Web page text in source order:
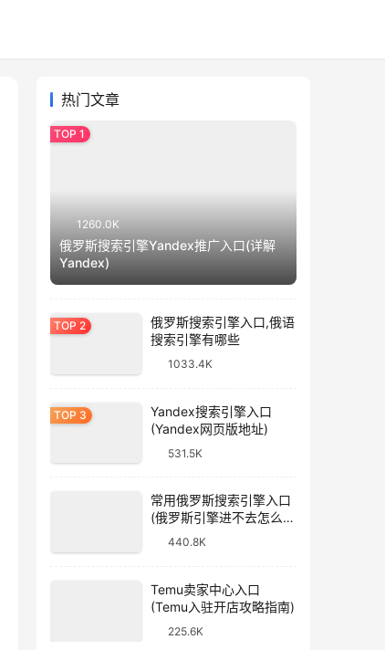
热门文章
1260.0K
俄罗斯搜索引擎Yandex推广入口(详解
Yandex)
俄罗斯搜索引擎入口,俄语
搜索引擎有哪些
1033.4K
Yandex搜索引擎入口
(Yandex网页版地址)
531.5K
常用俄罗斯搜索引擎入口
(俄罗斯引擎进不去怎么
440.8K
Temu卖家中心入口
(Temu入驻开店攻略指南)
225.6K